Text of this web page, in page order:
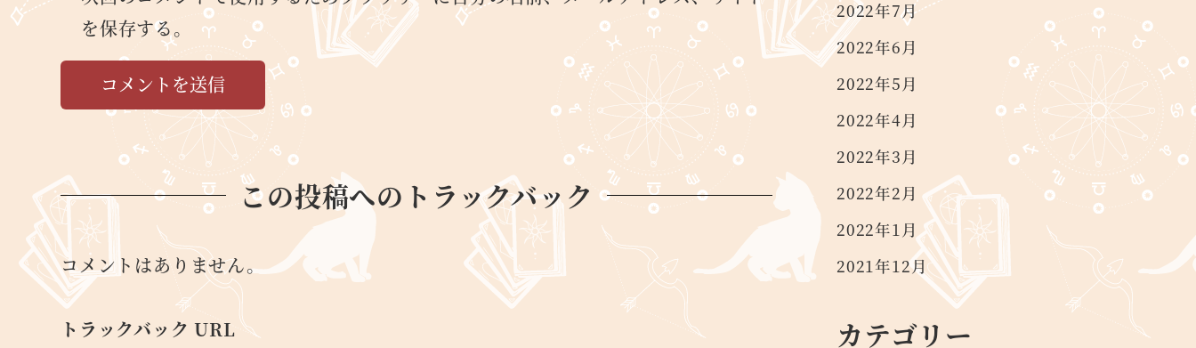
を保存する。
この投稿へのトラックバック
コメントはありません。
トラックバック URL
2022年7月
2022年6月
2022年5月
2022年4月
2022年3月
2022年2月
2022年1月
2021年12月
カテゴリー